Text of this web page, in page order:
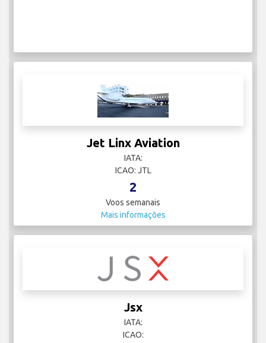
Jet Linx Aviation
IATA:
ICAO: JTL
2
Voos semanais
Mais informações
Jsx
IATA:
ICAO: